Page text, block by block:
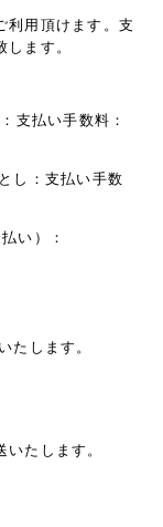
利用頂けます。支
ます。
支払い手数料：
し：支払い手数
い）：
たします。
たします。